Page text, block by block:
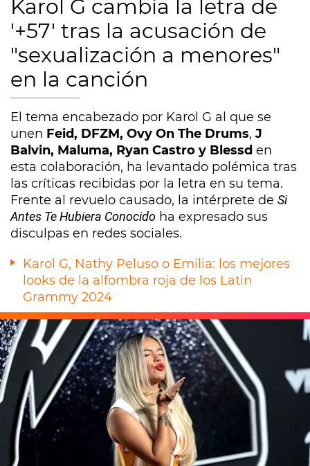
Karol G cambia la letra de
'+57' tras la acusación de
"sexualización a menores"
en la canción
El tema encabezado por Karol G al que se
unen Feid, DFZM, Ovy On The Drums, J
Balvin, Maluma, Ryan Castro y Blessd en
esta colaboración, ha levantado polémica tras
las críticas recibidas por la letra en su tema.
Frente al revuelo causado, la intérprete de Si
Antes Te Hubiera Conocido ha expresado sus
disculpas en redes sociales.
Karol G, Nathy Peluso o Emilia: los mejores
looks de la alfombra roja de los Latin
Grammy 2024